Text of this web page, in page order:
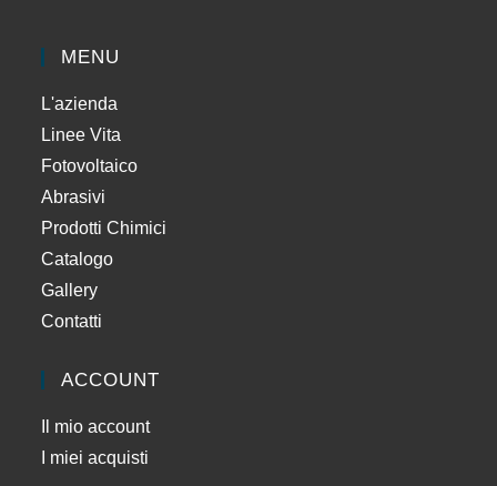
MENU
L'azienda
Linee Vita
Fotovoltaico
Abrasivi
Prodotti Chimici
Catalogo
Gallery
Contatti
ACCOUNT
Il mio account
I miei acquisti